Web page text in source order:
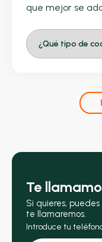
que mejor se
Te
Si quieres,
te llamaremos.
Introduce tu